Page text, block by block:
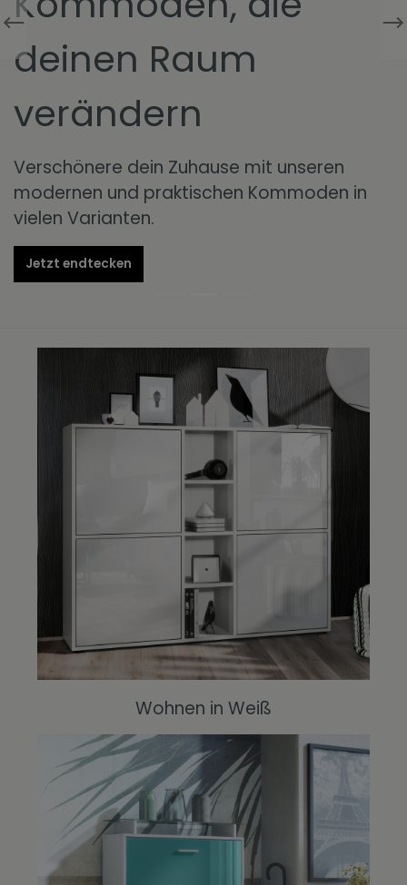
deinen Raum
verändern
Verschönere dein Zuhause mit unseren
modernen und praktischen Kommoden in
vielen Varianten.
Jetzt endtecken
Wohnen in Weiß